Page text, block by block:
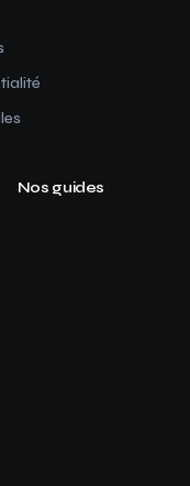
Nos guides